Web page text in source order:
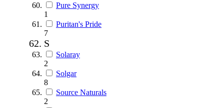
Pure Synergy
1
Puritan's Pride
7
S
Solaray
2
Solgar
8
Source Naturals
2